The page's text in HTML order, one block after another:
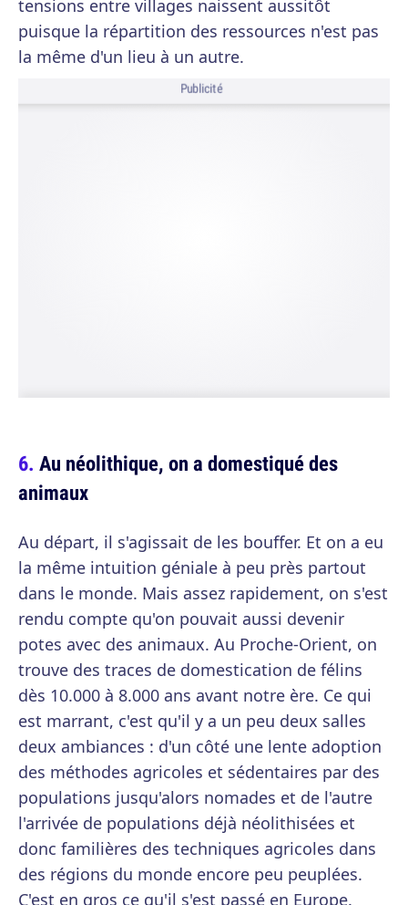
tensions entre villages naissent aussitôt
puisque la répartition des ressources n'est pas
la même d'un lieu à un autre.
Publicité
Au néolithique, on a domestiqué des
animaux
Au départ, il s'agissait de les bouffer. Et on a eu
la même intuition géniale à peu près partout
dans le monde. Mais assez rapidement, on s'est
rendu compte qu'on pouvait aussi devenir
potes avec des animaux. Au Proche-Orient, on
trouve des traces de domestication de félins
dès 10.000 à 8.000 ans avant notre ère. Ce qui
est marrant, c'est qu'il y a un peu deux salles
deux ambiances : d'un côté une lente adoption
des méthodes agricoles et sédentaires par des
populations jusqu'alors nomades et de l'autre
l'arrivée de populations déjà néolithisées et
donc familières des techniques agricoles dans
des régions du monde encore peu peuplées.
C'est en gros ce qu'il s'est passé en Europe.